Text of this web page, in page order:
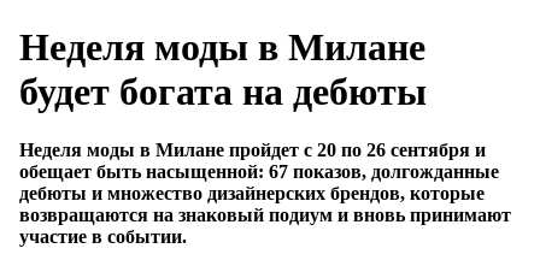
Неделя моды в Милане
будет богата на дебюты
Неделя моды в Милане пройдет с 20 по 26 сентября и
обещает быть насыщенной: 67 показов, долгожданные
дебюты и множество дизайнерских брендов, которые
возвращаются на знаковый подиум и вновь принимают
участие в событии.